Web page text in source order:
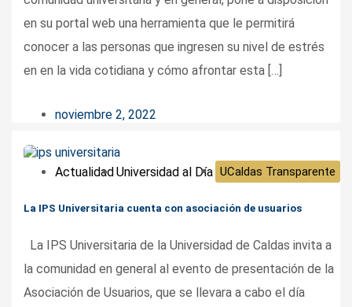
en su portal web una herramienta que le permitirá
conocer a las personas que ingresen su nivel de estrés
en en la vida cotidiana y cómo afrontar esta […]
noviembre 2, 2022
ActualidadUniversidad al Día UCaldas Transparente
La IPS Universitaria cuenta con asociación de usuarios
La IPS Universitaria de la Universidad de Caldas invita a
la comunidad en general al evento de presentación de la
Asociación de Usuarios, que se llevara a cabo el día